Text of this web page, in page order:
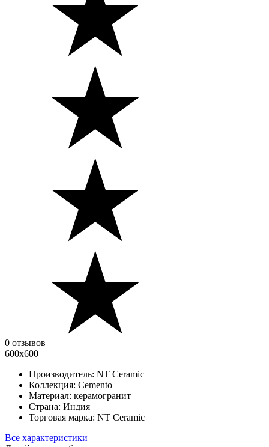
0 отзывов
600x600
Производитель: NT Ceramic
Коллекция: Cemento
Материал: керамогранит
Страна: Индия
Торговая марка: NT Ceramic
Все характеристики